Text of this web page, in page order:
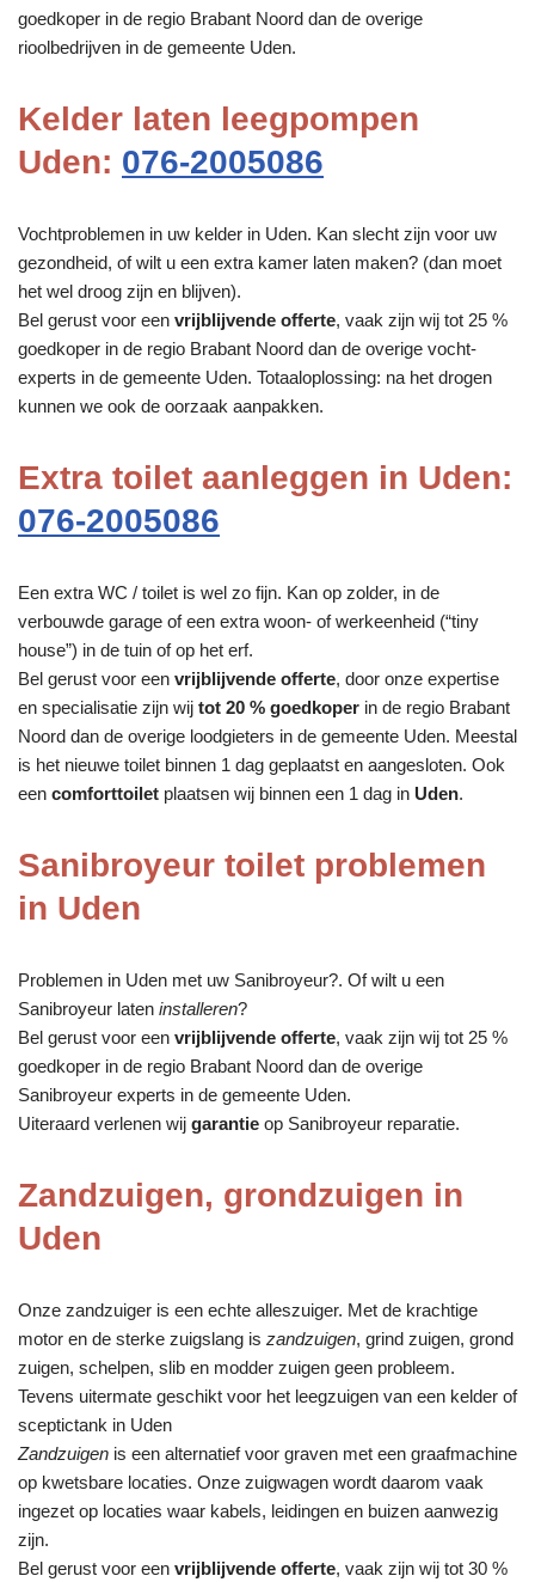
goedkoper in de regio Brabant Noord dan de overige
rioolbedrijven in de gemeente Uden.
Kelder laten leegpompen
Uden: 076-2005086
Vochtproblemen in uw kelder in Uden. Kan slecht zijn voor uw
gezondheid, of wilt u een extra kamer laten maken? (dan moet
het wel droog zijn en blijven).
Bel gerust voor een vrijblijvende offerte, vaak zijn wij tot 25 %
goedkoper in de regio Brabant Noord dan de overige vocht-
experts in de gemeente Uden. Totaaloplossing: na het drogen
kunnen we ook de oorzaak aanpakken.
Extra toilet aanleggen in Uden:
076-2005086
Een extra WC / toilet is wel zo fijn. Kan op zolder, in de
verbouwde garage of een extra woon- of werkeenheid (“tiny
house”) in de tuin of op het erf.
Bel gerust voor een vrijblijvende offerte, door onze expertise
en specialisatie zijn wij tot 20 % goedkoper in de regio Brabant
Noord dan de overige loodgieters in de gemeente Uden. Meestal
is het nieuwe toilet binnen 1 dag geplaatst en aangesloten. Ook
een comforttoilet plaatsen wij binnen een 1 dag in Uden.
Sanibroyeur toilet problemen
in Uden
Problemen in Uden met uw Sanibroyeur?. Of wilt u een
Sanibroyeur laten installeren?
Bel gerust voor een vrijblijvende offerte, vaak zijn wij tot 25 %
goedkoper in de regio Brabant Noord dan de overige
Sanibroyeur experts in de gemeente Uden.
Uiteraard verlenen wij garantie op Sanibroyeur reparatie.
Zandzuigen, grondzuigen in
Uden
Onze zandzuiger is een echte alleszuiger. Met de krachtige
motor en de sterke zuigslang is zandzuigen, grind zuigen, grond
zuigen, schelpen, slib en modder zuigen geen probleem.
Tevens uitermate geschikt voor het leegzuigen van een kelder of
sceptictank in Uden
Zandzuigen is een alternatief voor graven met een graafmachine
op kwetsbare locaties. Onze zuigwagen wordt daarom vaak
ingezet op locaties waar kabels, leidingen en buizen aanwezig
zijn.
Bel gerust voor een vrijblijvende offerte, vaak zijn wij tot 30 %